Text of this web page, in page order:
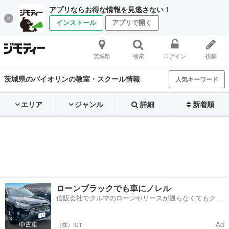
アプリならお得な情報を見逃さない！
インストール アプリで開く
茨城県 検索 ログイン 投稿
茨城県のバイオリンの教室・スクール情報 人気キーワード
エリア ジャンル 詳細 新着順
ローンブラックでも車にノレル
信販会社でクルマのローンやリースが通らなくてもクル
（株）ICT Ad